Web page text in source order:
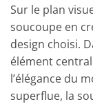
Sur le plan
soucoupe en
design choisi.
élément
l’élégance du
superflue, la